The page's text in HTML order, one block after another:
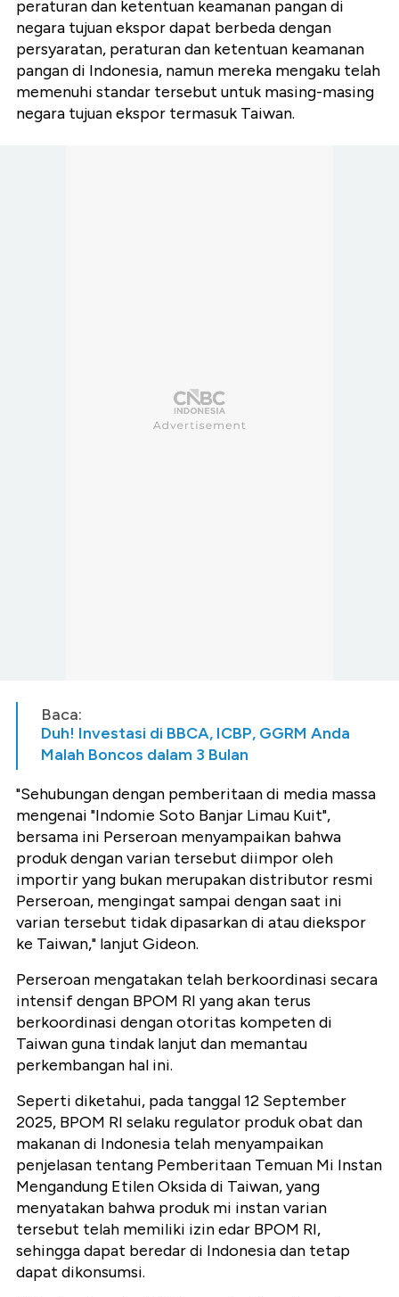
peraturan dan ketentuan keamanan pangan di
negara tujuan ekspor dapat berbeda dengan
persyaratan, peraturan dan ketentuan keamanan
pangan di Indonesia, namun mereka mengaku telah
memenuhi standar tersebut untuk masing-masing
negara tujuan ekspor termasuk Taiwan.
Baca:
Duh! Investasi di BBCA, ICBP, GGRM Anda
Malah Boncos dalam 3 Bulan
"Sehubungan dengan pemberitaan di media massa
mengenai "Indomie Soto Banjar Limau Kuit",
bersama ini Perseroan menyampaikan bahwa
produk dengan varian tersebut diimpor oleh
importir yang bukan merupakan distributor resmi
Perseroan, mengingat sampai dengan saat ini
varian tersebut tidak dipasarkan di atau diekspor
ke Taiwan," lanjut Gideon.
Perseroan mengatakan telah berkoordinasi secara
intensif dengan BPOM RI yang akan terus
berkoordinasi dengan otoritas kompeten di
Taiwan guna tindak lanjut dan memantau
perkembangan hal ini.
Seperti diketahui, pada tanggal 12 September
2025, BPOM RI selaku regulator produk obat dan
makanan di Indonesia telah menyampaikan
penjelasan tentang Pemberitaan Temuan Mi Instan
Mengandung Etilen Oksida di Taiwan, yang
menyatakan bahwa produk mi instan varian
tersebut telah memiliki izin edar BPOM RI,
sehingga dapat beredar di Indonesia dan tetap
dapat dikonsumsi.